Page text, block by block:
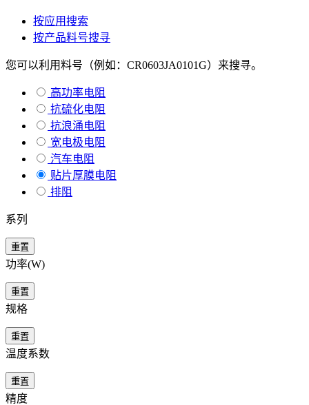
按应用搜索
按产品料号搜寻
您可以利用料号（例如：CR0603JA0101G）来搜寻。
高功率电阻
抗硫化电阻
抗浪涌电阻
宽电极电阻
汽车电阻
贴片厚膜电阻
排阻
系列
重置
功率(W)
重置
规格
重置
温度系数
重置
精度